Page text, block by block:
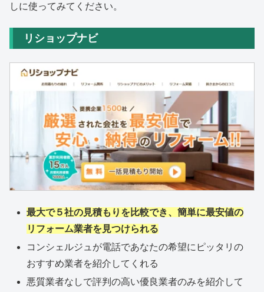
しに使ってみてください。
リショップナビ
最大で５社の見積もりを比較でき、簡単に最安値の
リフォーム業者を見つけられる
コンシェルジュが電話であなたの希望にピッタリの
おすすめ業者を紹介してくれる
悪質業者なしで評判の高い優良業者のみを紹介して